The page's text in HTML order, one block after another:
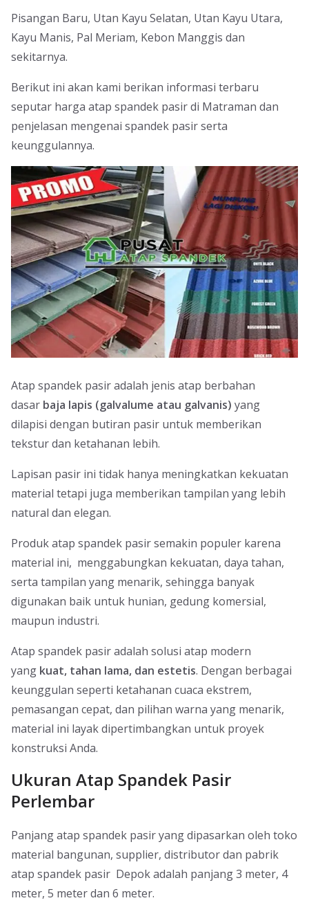
Pisangan Baru, Utan Kayu Selatan, Utan Kayu Utara,
Kayu Manis, Pal Meriam, Kebon Manggis dan
sekitarnya.
Berikut ini akan kami berikan informasi terbaru
seputar harga atap spandek pasir di Matraman dan
penjelasan mengenai spandek pasir serta
keunggulannya.
Atap spandek pasir adalah jenis atap berbahan
dasar baja lapis (galvalume atau galvanis) yang
dilapisi dengan butiran pasir untuk memberikan
tekstur dan ketahanan lebih.
Lapisan pasir ini tidak hanya meningkatkan kekuatan
material tetapi juga memberikan tampilan yang lebih
natural dan elegan.
Produk atap spandek pasir semakin populer karena
material ini, menggabungkan kekuatan, daya tahan,
serta tampilan yang menarik, sehingga banyak
digunakan baik untuk hunian, gedung komersial,
maupun industri.
Atap spandek pasir adalah solusi atap modern
yang kuat, tahan lama, dan estetis. Dengan berbagai
keunggulan seperti ketahanan cuaca ekstrem,
pemasangan cepat, dan pilihan warna yang menarik,
material ini layak dipertimbangkan untuk proyek
konstruksi Anda.
Ukuran Atap Spandek Pasir
Perlembar
Panjang atap spandek pasir yang dipasarkan oleh toko
material bangunan, supplier, distributor dan pabrik
atap spandek pasir Depok adalah panjang 3 meter, 4
meter, 5 meter dan 6 meter.